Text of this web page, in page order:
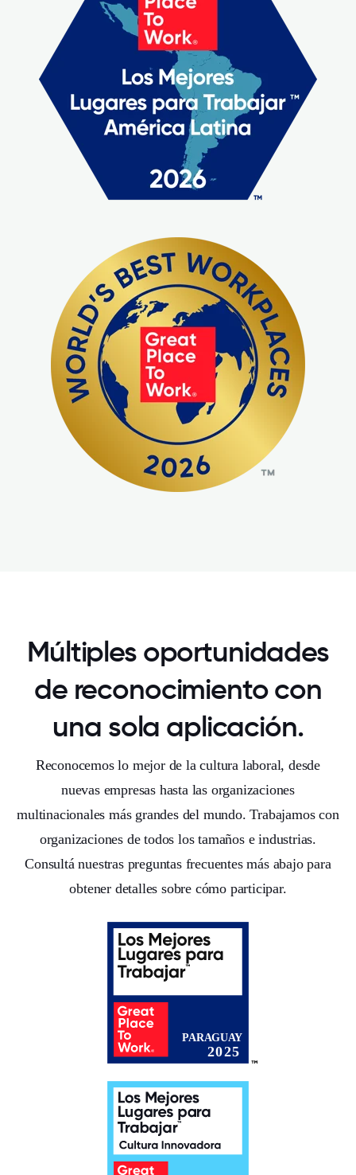
Múltiples oportunidades
de reconocimiento con
una sola aplicación.
Reconocemos lo mejor de la cultura laboral, desde
nuevas empresas hasta las organizaciones
multinacionales más grandes del mundo. Trabajamos con
organizaciones de todos los tamaños e industrias.
Consultá nuestras preguntas frecuentes más abajo para
obtener detalles sobre cómo participar.